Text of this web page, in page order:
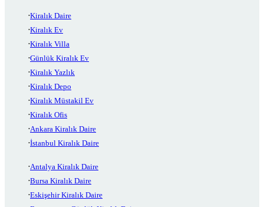
Kiralık Daire
Kiralık Ev
Kiralık Villa
Günlük Kiralık Ev
Kiralık Yazlık
Kiralık Depo
Kiralık Müstakil Ev
Kiralık Ofis
Ankara Kiralık Daire
İstanbul Kiralık Daire
Antalya Kiralık Daire
Bursa Kiralık Daire
Eskişehir Kiralık Daire